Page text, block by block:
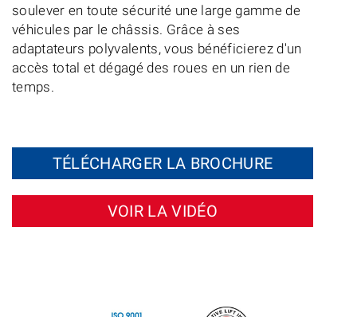
soulever en toute sécurité une large gamme de
véhicules par le châssis. Grâce à ses
adaptateurs polyvalents, vous bénéficierez d'un
accès total et dégagé des roues en un rien de
temps.
TÉLÉCHARGER LA BROCHURE
VOIR LA VIDÉO